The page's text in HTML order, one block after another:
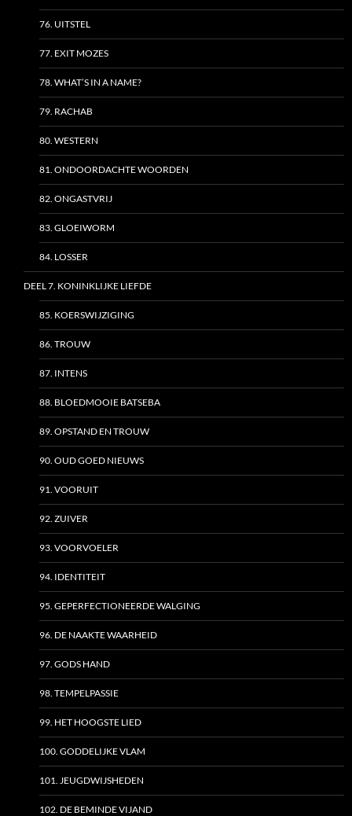
76. UITSTEL
77. EXIT MOZES
78. WHAT’S IN A NAME?
79. RACHAB
80. WESTERN
81. ONDOORDACHTE WOORDEN
82. ONGASTVRIJ
83. GLOEIWORM
84. LOSSER
DEEL 7. KONINKLIJKE LIEFDE
85. KOERSWIJZIGING
86. TROUW
87. INTENS
88. BLOEDMOOIE BATSEBA
89. OPSTAND EN TROUW
90. OUD GOED NIEUWS
91. VOORUIT
92. ZUIVER
93. VOORVOELER
94. IDENTITEIT
95. GEPERFECTIONEERDE WALGING
96. DE NAAKTE WAARHEID
97. GODS HAND
98. TEMPELPASSIE
99. HET HOOGSTE LIED
100. GODDELIJKE VLAM
101. JEUGDWIJSHEDEN
102. DE BEMINDE VIJAND